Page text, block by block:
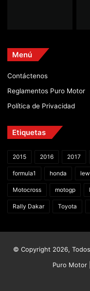
Menú
Contáctenos
Reglamentos Puro Motor
Política de Privacidad
Etiquetas
2015 2016 2017
formula1 honda
Motocross motogp
Rally Dakar Toyota
© Copyright 2026,
Puro Motor